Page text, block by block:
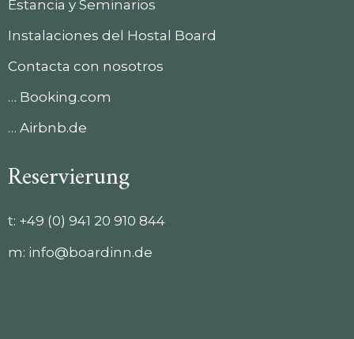
Estancia y Seminarios
Instalaciones del Hostal Board
Contacta con nosotros
… Booking.com
… Airbnb.de
Reservierung
t: +49 (0) 941 20 910 844
m: info@boardinn.de